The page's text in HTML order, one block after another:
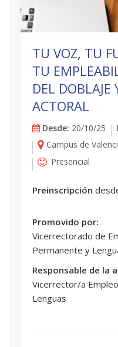
TU VOZ, TU
TU
DEL
ACTORAL
Desde: 20/10/25
Campus de
Presencial
Preinscripción
Promovido por:
Vicerrectorado de
Permanente y
Responsable de la
Vicerrector/a
Lenguas